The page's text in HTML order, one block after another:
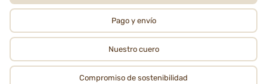
Pago y envío
Nuestro cuero
Compromiso de sostenibilidad